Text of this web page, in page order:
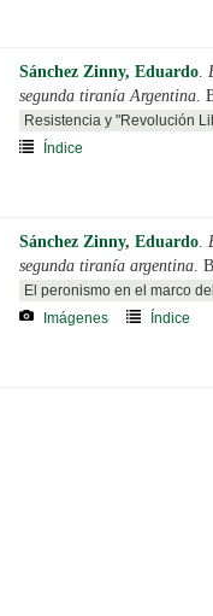
Sánchez Zinny, Eduardo.
segunda tiranía Argentina.
Resistencia y "Revolución
Índice
Sánchez Zinny, Eduardo.
segunda tiranía argentina.
El peronismo en el marco
Imágenes
Índice